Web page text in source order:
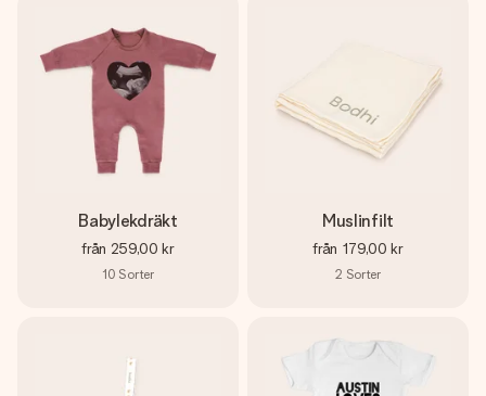
Babylekdräkt
från 259,00 kr
10 Sorter
Muslinfilt
från 179,00 kr
2 Sorter